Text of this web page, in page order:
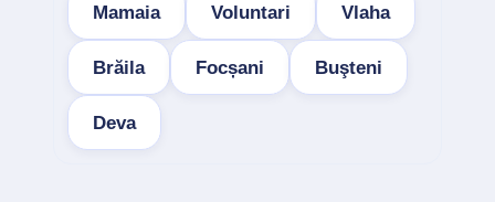
Mamaia Voluntari Vlaha
Brăila Focșani Buşteni
Deva